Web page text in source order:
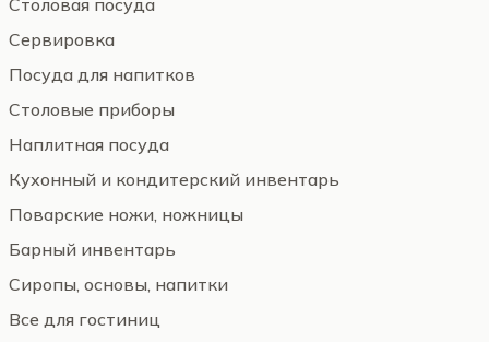
Столовая посуда
Сервировка
Посуда для напитков
Столовые приборы
Наплитная посуда
Кухонный и кондитерский инвентарь
Поварские ножи, ножницы
Барный инвентарь
Сиропы, основы, напитки
Все для гостиниц